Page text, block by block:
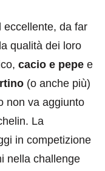
eccellente, da far
qualità dei loro
cacio e pepe e
(o anche più)
non va aggiunto
La
in competizione
nella challenge